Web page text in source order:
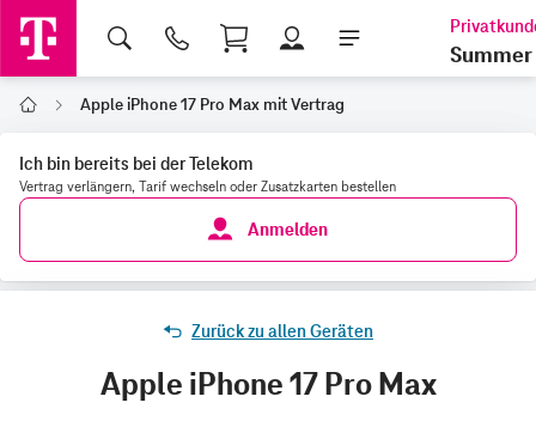
Shopping Cart
Summer
Home Apple iPhone 17 Pro Max mit Vertrag
Ich bin bereits bei der Telekom
Vertrag verlängern, Tarif wechseln oder Zusatzkarten bestellen
Anmelden
Zurück zu allen Geräten
Apple iPhone 17 Pro Max